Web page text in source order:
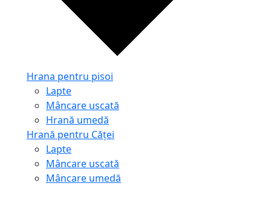
Hrana pentru pisoi
Lapte
Mâncare uscată
Hrană umedă
Hrană pentru Căței
Lapte
Mâncare uscată
Mâncare umedă